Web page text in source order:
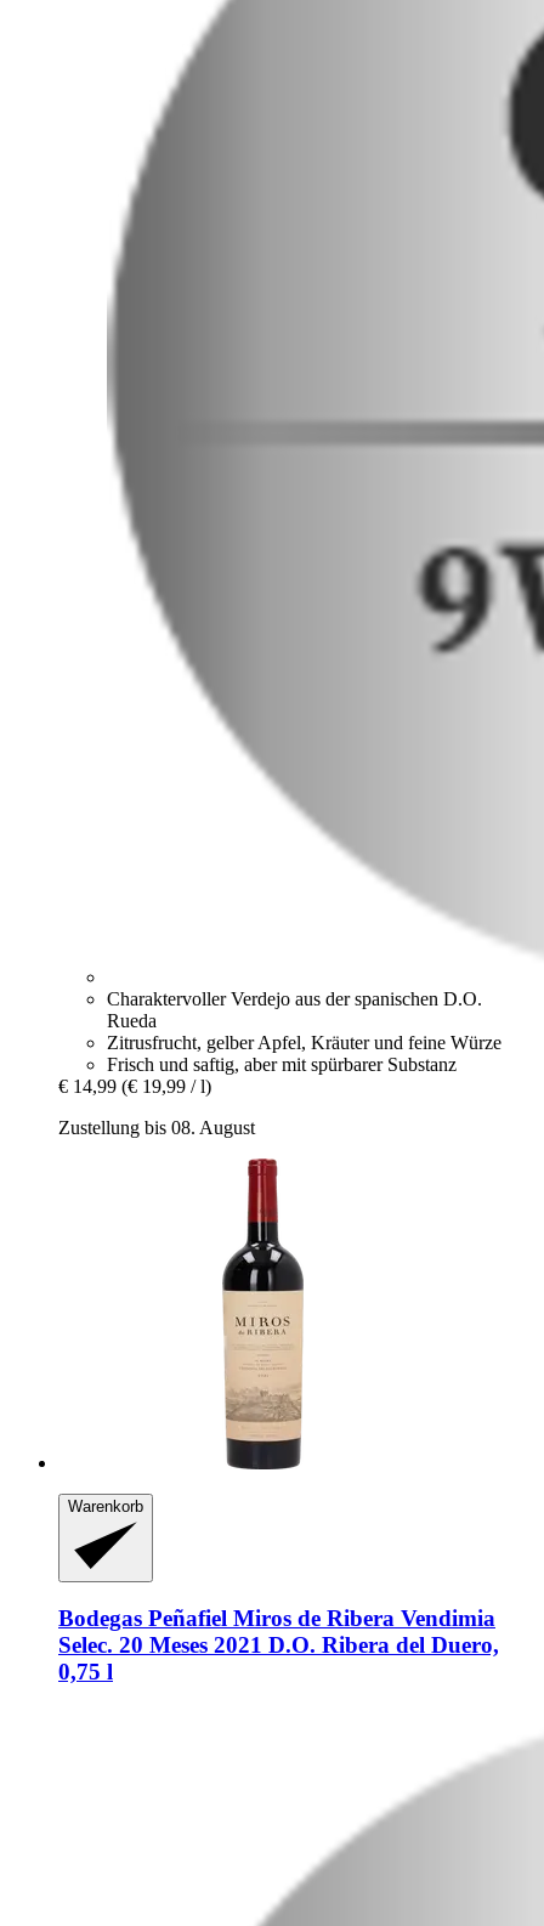
Charaktervoller Verdejo aus der spanischen D.O.
Rueda
Zitrusfrucht, gelber Apfel, Kräuter und feine Würze
Frisch und saftig, aber mit spürbarer Substanz
€ 14,99 (€ 19,99 / l)
Zustellung bis 08. August
Warenkorb
Bodegas Peñafiel Miros de Ribera Vendimia
Selec. 20 Meses 2021 D.O. Ribera del Duero,
0,75 l